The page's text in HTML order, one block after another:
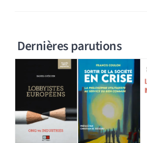
Dernières parutions